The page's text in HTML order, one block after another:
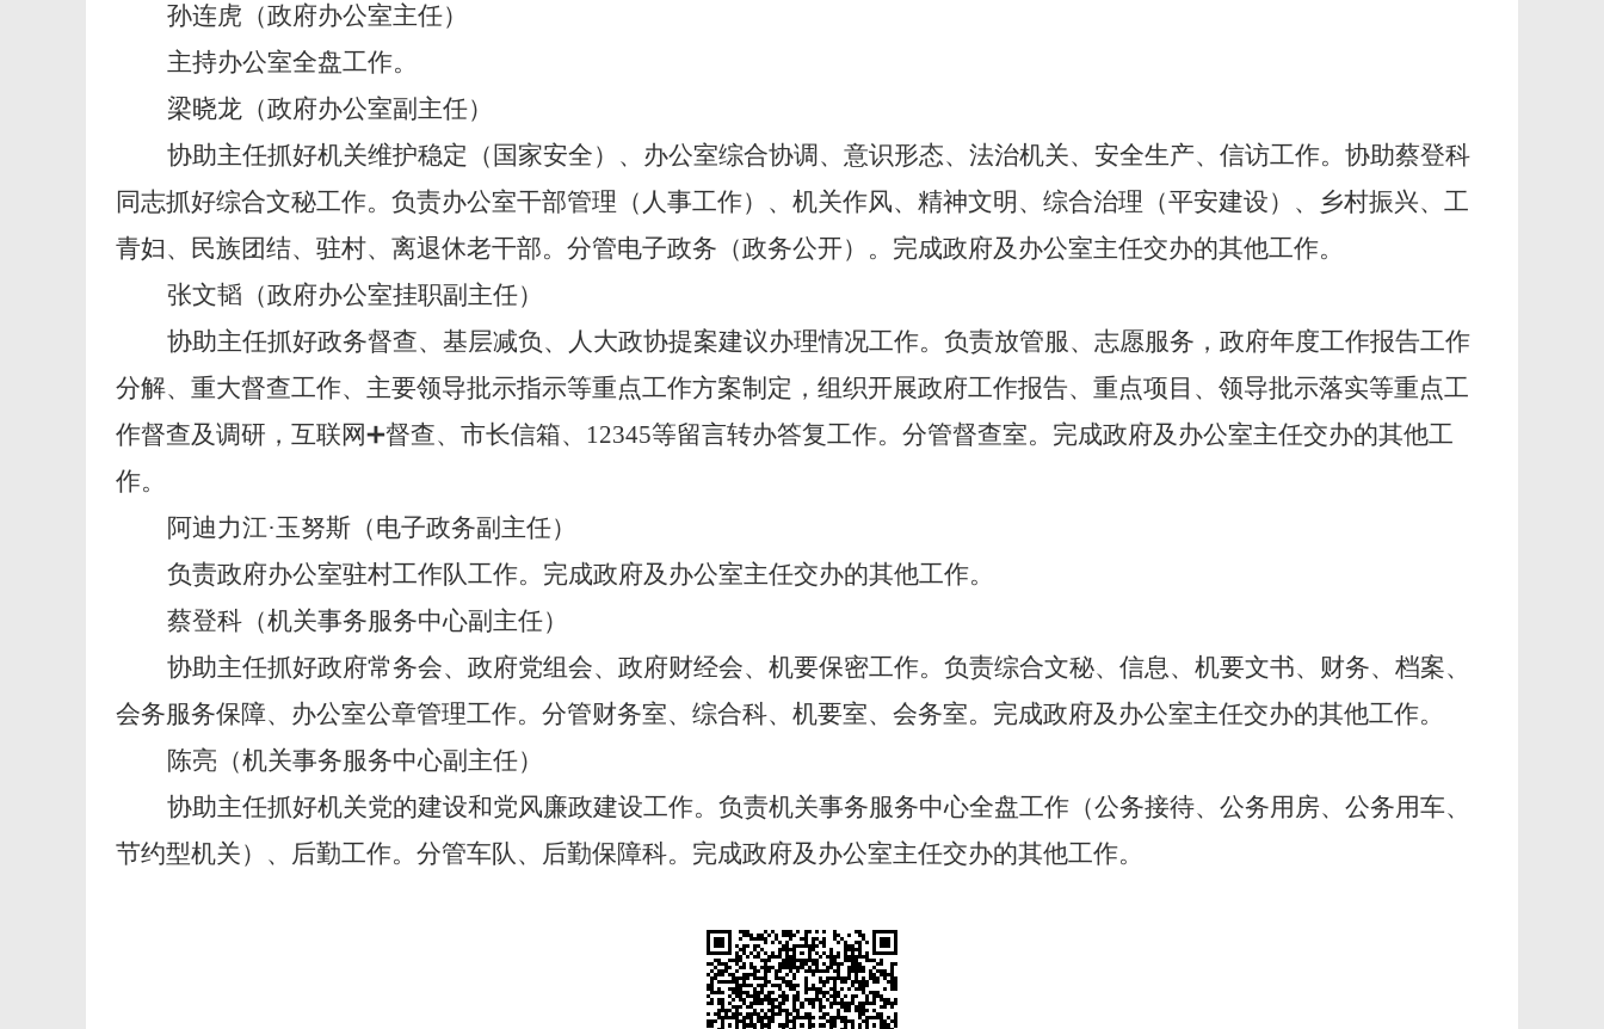
孙连虎（政府办公室主任）
主持办公室全盘工作。
梁晓龙（政府办公室副主任）
协助主任抓好机关维护稳定（国家安全）、办公室综合协调、意识形态、法治机关、安全生产、信访工作。协助蔡登科
同志抓好综合文秘工作。负责办公室干部管理（人事工作）、机关作风、精神文明、综合治理（平安建设）、乡村振兴、工
青妇、民族团结、驻村、离退休老干部。分管电子政务（政务公开）。完成政府及办公室主任交办的其他工作。
张文韬（政府办公室挂职副主任）
协助主任抓好政务督查、基层减负、人大政协提案建议办理情况工作。负责放管服、志愿服务，政府年度工作报告工作
分解、重大督查工作、主要领导批示指示等重点工作方案制定，组织开展政府工作报告、重点项目、领导批示落实等重点工
作督查及调研，互联网➕督查、市长信箱、12345等留言转办答复工作。分管督查室。完成政府及办公室主任交办的其他工
作。
阿迪力江·玉努斯（电子政务副主任）
负责政府办公室驻村工作队工作。完成政府及办公室主任交办的其他工作。
蔡登科（机关事务服务中心副主任）
协助主任抓好政府常务会、政府党组会、政府财经会、机要保密工作。负责综合文秘、信息、机要文书、财务、档案、
会务服务保障、办公室公章管理工作。分管财务室、综合科、机要室、会务室。完成政府及办公室主任交办的其他工作。
陈亮（机关事务服务中心副主任）
协助主任抓好机关党的建设和党风廉政建设工作。负责机关事务服务中心全盘工作（公务接待、公务用房、公务用车、
节约型机关）、后勤工作。分管车队、后勤保障科。完成政府及办公室主任交办的其他工作。